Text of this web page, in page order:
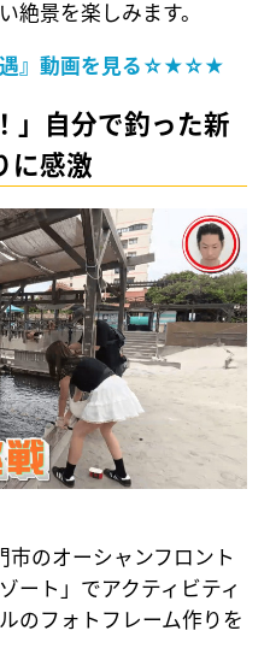
絶景を楽しみます。
』動画を見る☆★☆★
」自分で釣った新
に感激
のオーシャンフロント
ート」でアクティビティ
のフォトフレーム作りを